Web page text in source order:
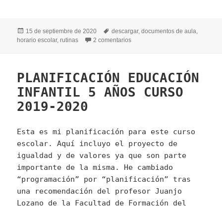
Publicado
el
15 de septiembre de 2020 Etiquetas
descargar,documentos de aula,
horario escolar,rutinas 2 comentariosen HORARIO 2020-2021
PLANIFICACIÓN EDUCACIÓN
INFANTIL 5 AÑOS CURSO
2019-2020
Esta es mi planificación para este curso
escolar. Aquí incluyo el proyecto de
igualdad y de valores ya que son parte
importante de la misma. He cambiado
“programación” por “planificación” tras
una recomendación del profesor Juanjo
Lozano de la Facultad de Formación del